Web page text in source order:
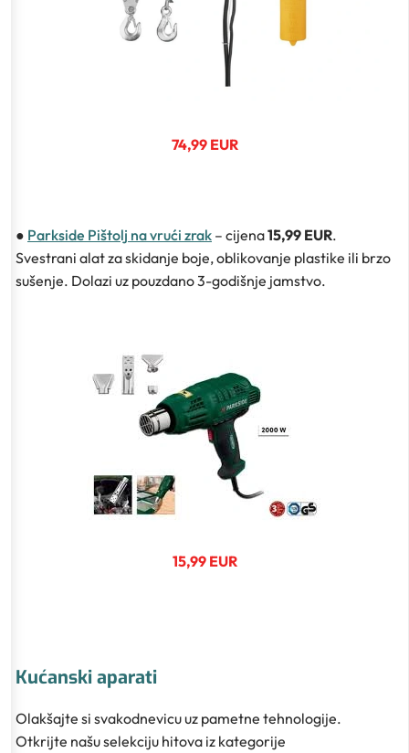
74,99 EUR
● Parkside Pištolj na vrući zrak – cijena15,99 EUR.
Svestrani alat za skidanje boje, oblikovanje plastike ili brzo
sušenje. Dolazi uz pouzdano 3-godišnje jamstvo.
15,99 EUR
Kućanski aparati
Olakšajte si svakodnevicu uz pametne tehnologije.
Otkrijte našu selekciju hitova iz kategorije